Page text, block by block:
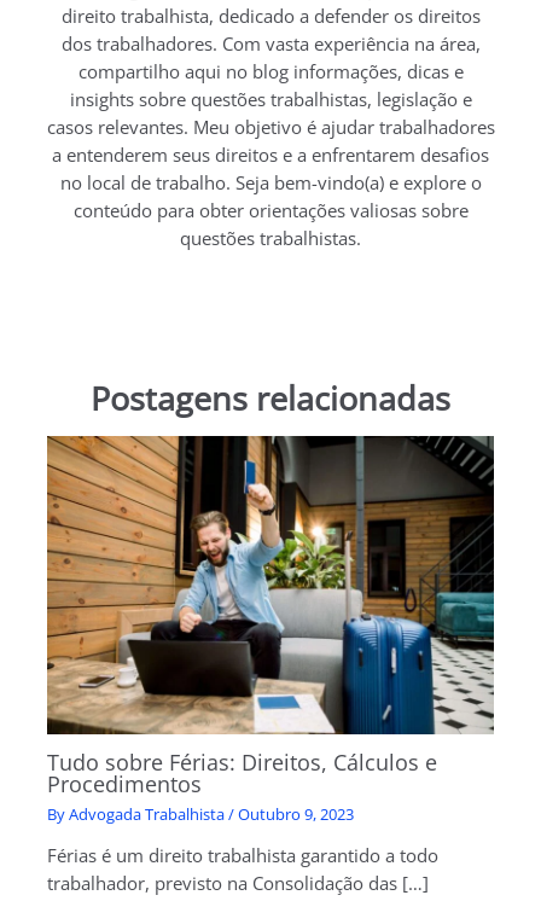
direito trabalhista, dedicado a defender os direitos
dos trabalhadores. Com vasta experiência na área,
compartilho aqui no blog informações, dicas e
insights sobre questões trabalhistas, legislação e
casos relevantes. Meu objetivo é ajudar trabalhadores
a entenderem seus direitos e a enfrentarem desafios
no local de trabalho. Seja bem-vindo(a) e explore o
conteúdo para obter orientações valiosas sobre
questões trabalhistas.
Postagens relacionadas
Tudo sobre Férias: Direitos, Cálculos e
Procedimentos
ByAdvogada Trabalhista/Outubro 9, 2023
Férias é um direito trabalhista garantido a todo
trabalhador, previsto na Consolidação das […]